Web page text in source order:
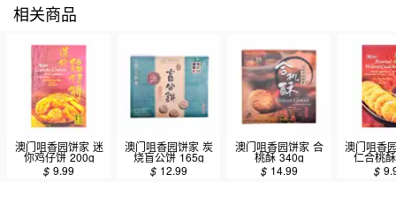
相关商品
澳门咀香园饼家 迷
你鸡仔饼 200g
$9.99
澳门咀香园饼家 炭
烧盲公饼 165g
$ 12.99
澳门咀香园饼家 合
桃酥 340g
$ 14.99
澳门咀香
仁合桃
$